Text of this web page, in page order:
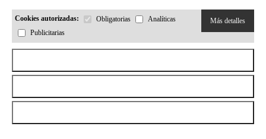
Cookies autorizadas: Obligatorias
Analíticas
Publicitarias
Más detalles